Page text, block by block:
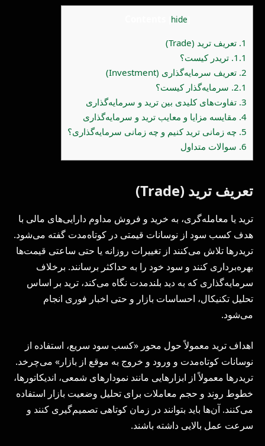
hide
1. تعریف ترید (Trade)
1.1. تریدر کیست؟
2. تعریف سرمایه‌گذاری (Investment)
2.1. سرمایه‌گذار کیست؟
3. تفاوت‌های کلیدی بین ترید و سرمایه‌گذاری
4. مقایسه مزایا و معایب ترید و سرمایه‌گذاری
5. چه زمانی ترید کنیم و چه زمانی سرمایه‌گذاری؟
6. سوالات متداول
تعریف ترید (Trade)
ترید یا معامله‌گری، به خرید و فروش مداوم دارایی‌های مالی با
هدف کسب سود از نوسانات قیمتی در کوتاه‌مدت گفته می‌شود.
تریدرها تلاش می‌کنند از تغییرات روزانه یا حتی ساعتی قیمت‌ها
بهره‌برداری کنند و سود خود را به حداکثر برسانند. برخلاف
سرمایه‌گذاری که به دید بلندمدت نگاه می‌کند، ترید بر اساس
تحلیل تکنیکال، احساسات بازار و حتی اخبار فوری انجام
می‌شود.
اهداف ترید معمولاً حول محور «کسب سود سریع، استفاده از
نوسانات کوتاه‌مدت و ورود و خروج به موقع از بازار» می‌چرخد.
تریدرها معمولاً از ابزارهایی مانند نمودارهای شمعی، اندیکاتورها،
خطوط روند و حجم معاملات برای تحلیل وضعیت بازار استفاده
می‌کنند. آن‌ها باید بتوانند در زمان کوتاهی تصمیم‌گیری کنند و
سرعت عمل بالایی داشته باشند.